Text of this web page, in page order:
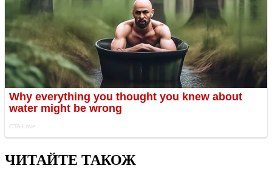
ЧИТАЙТЕ ТАКОЖ